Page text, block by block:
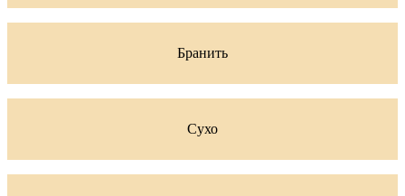
Бранить
Сухо